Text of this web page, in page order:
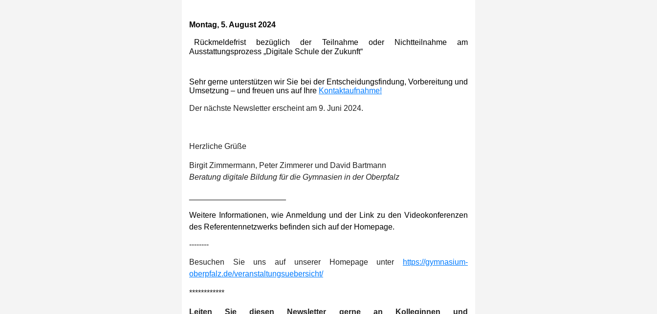
Montag, 5. August 2024
Rückmeldefrist bezüglich der Teilnahme oder Nichtteilnahme am
Ausstattungsprozess „Digitale Schule der Zukunft“
Sehr gerne unterstützen wir Sie bei der Entscheidungsfindung, Vorbereitung und
Umsetzung – und freuen uns auf Ihre Kontaktaufnahme!
Der nächste Newsletter erscheint am 9. Juni 2024.
Herzliche Grüße
Birgit Zimmermann, Peter Zimmerer und David Bartmann
Beratung digitale Bildung für die Gymnasien in der Oberpfalz
Weitere Informationen, wie Anmeldung und der Link zu den Videokonferenzen
des Referentennetzwerks befinden sich auf der Homepage.
--------
Besuchen Sie uns auf unserer Homepage unter
https://gymnasium-
oberpfalz.de/veranstaltungsuebersicht/
************
Leiten Sie diesen Newsletter gerne an Kolleginnen und